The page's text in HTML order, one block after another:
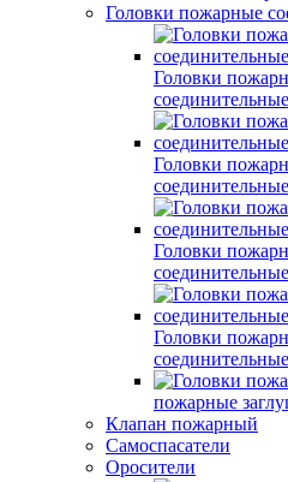
Головки пожарные
Головки
соединительные
Головки
соединительные
Головки
соединительные
Головки
соединительные
пожарные
Клапан пожарный
Самоспасатели
Оросители